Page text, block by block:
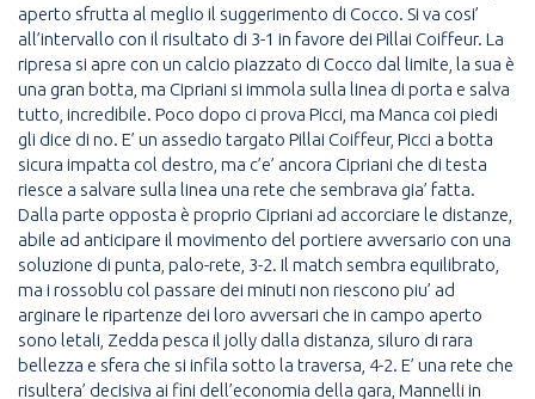
aperto sfrutta al meglio il suggerimento di Cocco. Si va cosi’
all’intervallo con il risultato di 3-1 in favore dei Pillai Coiffeur. La
ripresa si apre con un calcio piazzato di Cocco dal limite, la sua è
una gran botta, ma Cipriani si immola sulla linea di porta e salva
tutto, incredibile. Poco dopo ci prova Picci, ma Manca coi piedi
gli dice di no. E’ un assedio targato Pillai Coiffeur, Picci a botta
sicura impatta col destro, ma c’e’ ancora Cipriani che di testa
riesce a salvare sulla linea una rete che sembrava gia’ fatta.
Dalla parte opposta è proprio Cipriani ad accorciare le distanze,
abile ad anticipare il movimento del portiere avversario con una
soluzione di punta, palo-rete, 3-2. Il match sembra equilibrato,
ma i rossoblu col passare dei minuti non riescono piu’ ad
arginare le ripartenze dei loro avversari che in campo aperto
sono letali, Zedda pesca il jolly dalla distanza, siluro di rara
bellezza e sfera che si infila sotto la traversa, 4-2. E’ una rete che
risultera’ decisiva ai fini dell’economia della gara, Mannelli in